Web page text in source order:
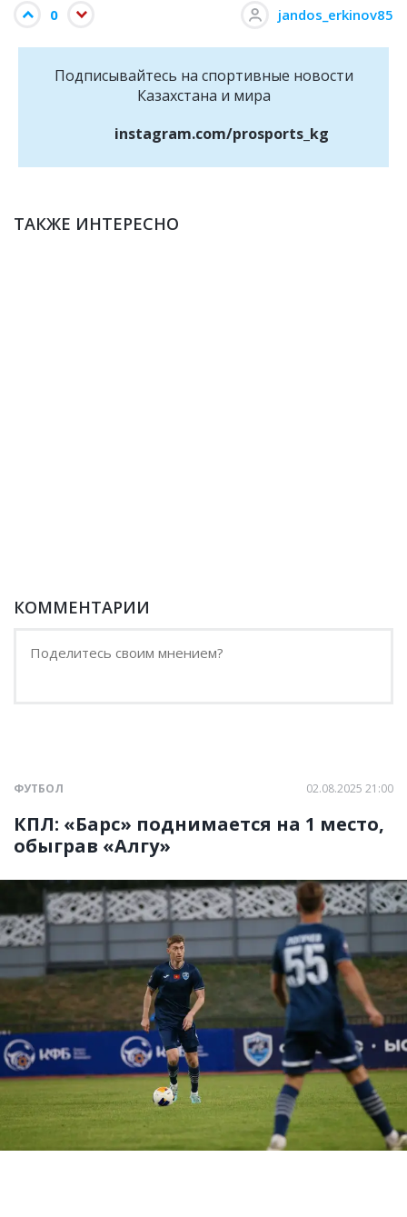
0 jandos_erkinov85
Подписывайтесь на cпортивные новости
Казахстана и мира
instagram.com/prosports_kg
ТАКЖЕ ИНТЕРЕСНО
КОММЕНТАРИИ
ФУТБОЛ 02.08.2025 21:00
КПЛ: «Барс» поднимается на 1 место,
обыграв «Алгу»